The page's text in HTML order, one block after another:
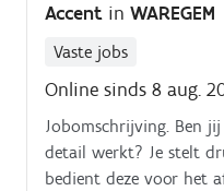
Accent in WAREGEM
Vaste jobs
Online sinds 8 aug.
Jobomschrijving. Ben
detail werkt? Je stelt
bedient deze voor het